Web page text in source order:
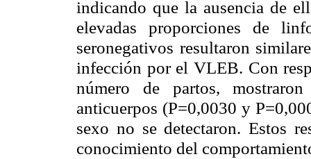
indicando que la ausencia de
elevadas proporciones de
seronegativos resultaron
infección por el VLEB. Con
número de partos,
anticuerpos (P=0,0030 y
sexo no se detectaron. Estos
conocimiento del